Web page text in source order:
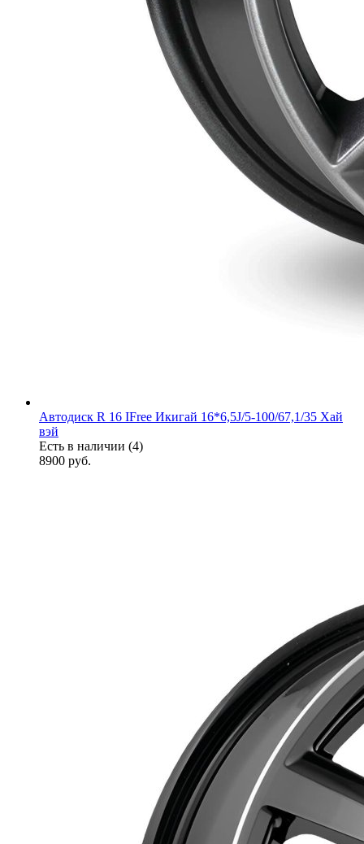
Автодиск R 16 IFree Икигай 16*6,5J/5-100/67,1/35 Хай
вэй
Есть в наличии (4)
8900 руб.